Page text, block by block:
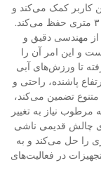
کاربر کمک می‌کند و
در عین حال مقاومت کامل در برابر آب را تا عمق ۳ متری حفظ می‌کند.
مهندسی دقیق و
و این امر آن را
تا ورزش‌های آبی
پاشنده، راحتی و
تضمین می‌کند،
نیاز به تغییر
چالش قدیمی ناشی
را حل می‌کند و به
در فعالیت‌های